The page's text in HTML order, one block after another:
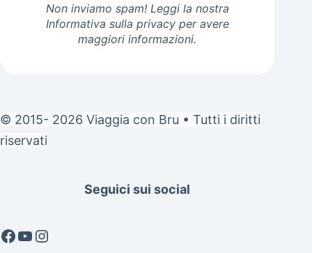
Non inviamo spam! Leggi la nostra
Informativa sulla privacyper avere
maggiori informazioni.
© 2015- 2026 Viaggia con Bru • Tutti i diritti
riservati
Seguici sui social
Facebook
YouTube
Instagram